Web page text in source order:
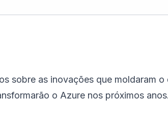
sobre as inovações que moldaram
o Azure nos próximos anos.